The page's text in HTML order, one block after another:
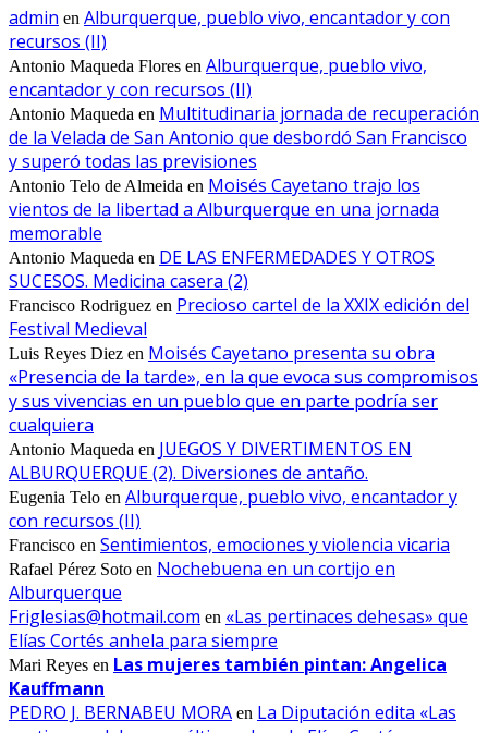
admin en Alburquerque, pueblo vivo, encantador y con
recursos (II)
Antonio Maqueda Flores en Alburquerque, pueblo vivo,
encantador y con recursos (II)
Antonio Maqueda en Multitudinaria jornada de recuperación
de la Velada de San Antonio que desbordó San Francisco
y superó todas las previsiones
Antonio Telo de Almeida en Moisés Cayetano trajo los
vientos de la libertad a Alburquerque en una jornada
memorable
Antonio Maqueda en DE LAS ENFERMEDADES Y OTROS
SUCESOS. Medicina casera (2)
Francisco Rodriguez en Precioso cartel de la XXIX edición del
Festival Medieval
Luis Reyes Diez en Moisés Cayetano presenta su obra
«Presencia de la tarde», en la que evoca sus compromisos
y sus vivencias en un pueblo que en parte podría ser
cualquiera
Antonio Maqueda en JUEGOS Y DIVERTIMENTOS EN
ALBURQUERQUE (2). Diversiones de antaño.
Eugenia Telo en Alburquerque, pueblo vivo, encantador y
con recursos (II)
Francisco en Sentimientos, emociones y violencia vicaria
Rafael Pérez Soto en Nochebuena en un cortijo en
Alburquerque
Friglesias@hotmail.com en «Las pertinaces dehesas» que
Elías Cortés anhela para siempre
Mari Reyes en Las mujeres también pintan: Angelica
Kauffmann
PEDRO J. BERNABEU MORA en La Diputación edita «Las